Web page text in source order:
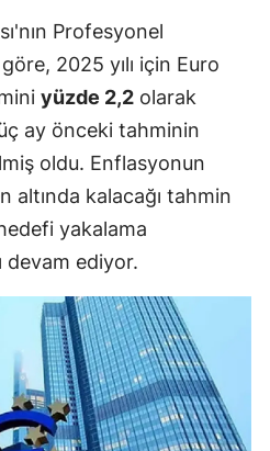
Profesyonel
2025 yılı için Euro
yüzde 2,2 olarak
ay önceki tahminin
oldu. Enflasyonun
altında kalacağı tahmin
yakalama
devam ediyor.